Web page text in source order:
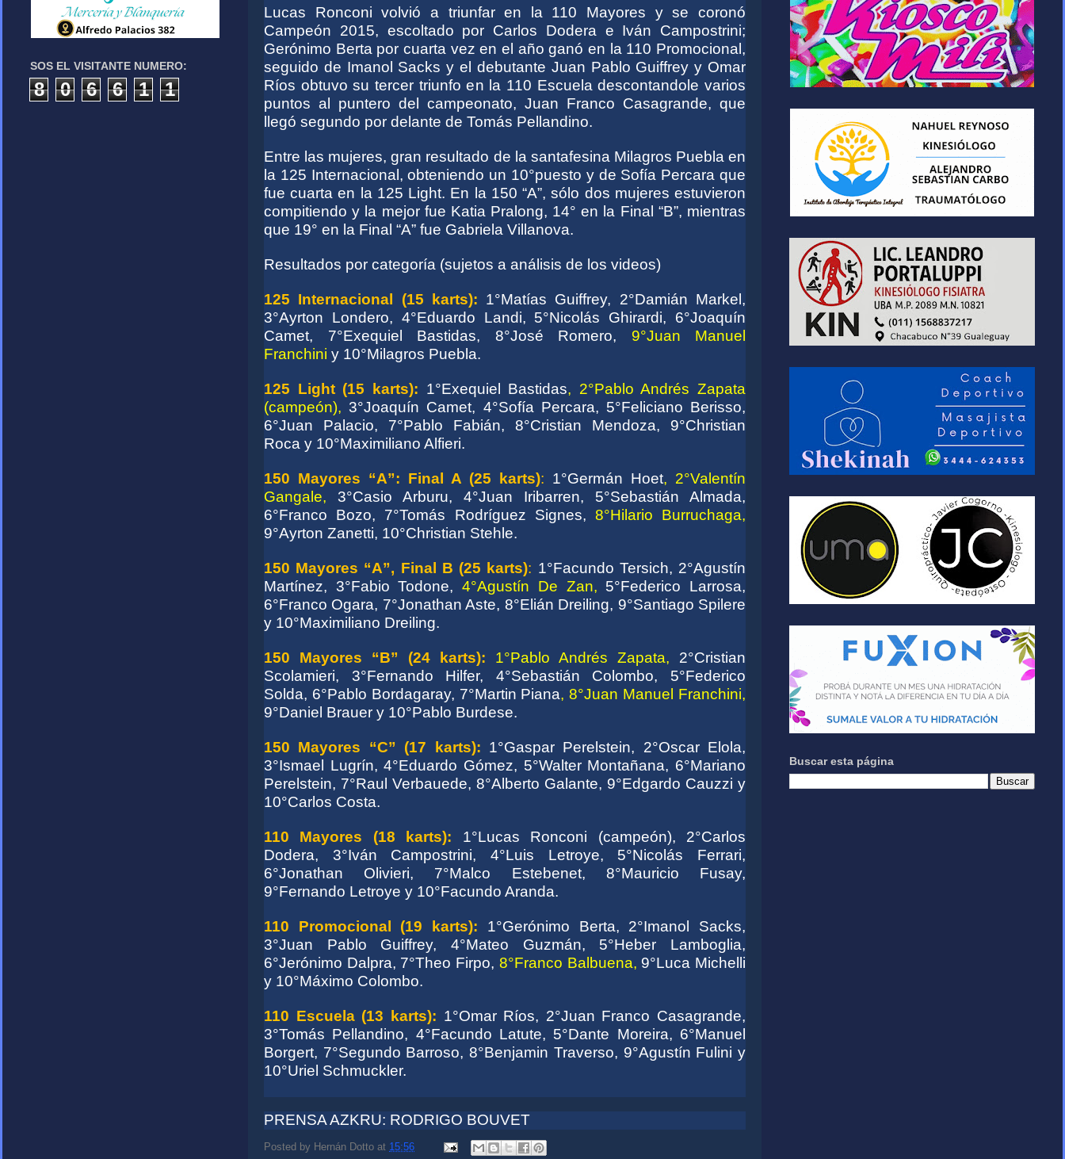
Lucas Ronconi volvió a triunfar en la 110 Mayores y se coronó
Campeón 2015, escoltado por Carlos Dodera e Iván Campostrini;
Gerónimo Berta por cuarta vez en el año ganó en la 110 Promocional,
seguido de Imanol Sacks y el debutante Juan Pablo Guiffrey y Omar
Ríos obtuvo su tercer triunfo en la 110 Escuela descontandole varios
puntos al puntero del campeonato, Juan Franco Casagrande, que
llegó segundo por delante de Tomás Pellandino.
Entre las mujeres, gran resultado de la santafesina Milagros Puebla en
la 125 Internacional, obteniendo un 10°puesto y de Sofía Percara que
fue cuarta en la 125 Light. En la 150 “A”, sólo dos mujeres estuvieron
compitiendo y la mejor fue Katia Pralong, 14° en la Final “B”, mientras
que 19° en la Final “A” fue Gabriela Villanova.
Resultados por categoría (sujetos a análisis de los videos)
125 Internacional (15 karts): 1°Matías Guiffrey, 2°Damián Markel,
3°Ayrton Londero, 4°Eduardo Landi, 5°Nicolás Ghirardi, 6°Joaquín
Camet, 7°Exequiel Bastidas, 8°José Romero, 9°Juan Manuel
Franchini y 10°Milagros Puebla.
125 Light (15 karts): 1°Exequiel Bastidas, 2°Pablo Andrés Zapata
(campeón),3°Joaquín Camet, 4°Sofía Percara, 5°Feliciano Berisso,
6°Juan Palacio, 7°Pablo Fabián, 8°Cristian Mendoza, 9°Christian
Roca y 10°Maximiliano Alfieri.
150 Mayores “A”: Final A (25 karts): 1°Germán Hoet, 2°Valentín
Gangale, 3°Casio Arburu, 4°Juan Iribarren, 5°Sebastián Almada,
6°Franco Bozo, 7°Tomás Rodríguez Signes, 8°Hilario Burruchaga,
9°Ayrton Zanetti, 10°Christian Stehle.
150 Mayores “A”, Final B (25 karts): 1°Facundo Tersich, 2°Agustín
Martínez, 3°Fabio Todone,4°Agustín De Zan, 5°Federico Larrosa,
6°Franco Ogara, 7°Jonathan Aste, 8°Elián Dreiling, 9°Santiago Spilere
y 10°Maximiliano Dreiling.
150 Mayores “B” (24 karts): 1°Pablo Andrés Zapata, 2°Cristian
Scolamieri, 3°Fernando Hilfer, 4°Sebastián Colombo, 5°Federico
Solda, 6°Pablo Bordagaray, 7°Martin Piana, 8°Juan Manuel Franchini,
9°Daniel Brauer y 10°Pablo Burdese.
150 Mayores “C” (17 karts): 1°Gaspar Perelstein, 2°Oscar Elola,
3°Ismael Lugrín, 4°Eduardo Gómez, 5°Walter Montañana, 6°Mariano
Perelstein, 7°Raul Verbauede, 8°Alberto Galante, 9°Edgardo Cauzzi y
10°Carlos Costa.
110 Mayores (18 karts): 1°Lucas Ronconi (campeón), 2°Carlos
Dodera, 3°Iván Campostrini, 4°Luis Letroye, 5°Nicolás Ferrari,
6°Jonathan Olivieri, 7°Malco Estebenet, 8°Mauricio Fusay,
9°Fernando Letroye y 10°Facundo Aranda.
110 Promocional (19 karts): 1°Gerónimo Berta, 2°Imanol Sacks,
3°Juan Pablo Guiffrey, 4°Mateo Guzmán, 5°Heber Lamboglia,
6°Jerónimo Dalpra, 7°Theo Firpo, 8°Franco Balbuena, 9°Luca Michelli
y 10°Máximo Colombo.
110 Escuela (13 karts): 1°Omar Ríos, 2°Juan Franco Casagrande,
3°Tomás Pellandino, 4°Facundo Latute, 5°Dante Moreira, 6°Manuel
Borgert, 7°Segundo Barroso, 8°Benjamin Traverso, 9°Agustín Fulini y
10°Uriel Schmuckler.
PRENSA AZKRU: RODRIGO BOUVET
Posted by Hernán Dotto at 15:56
SOS EL VISITANTE NUMERO:
8 0 6 6 1 1
Buscar esta página